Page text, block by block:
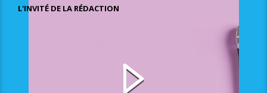
L'INVITÉ DE LA RÉDACTION